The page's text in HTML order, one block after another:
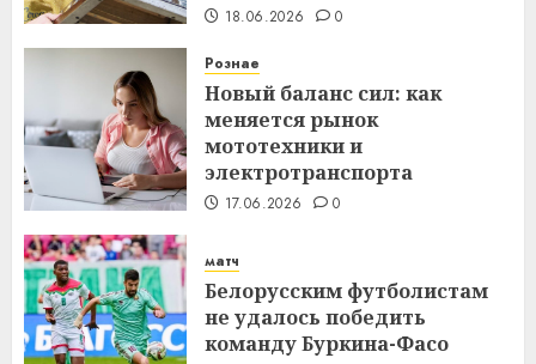
18.06.2026 0
Рознае
Новый баланс сил: как
меняется рынок
мототехники и
электротранспорта
17.06.2026 0
матч
Белорусским футболистам
не удалось победить
команду Буркина-Фасо